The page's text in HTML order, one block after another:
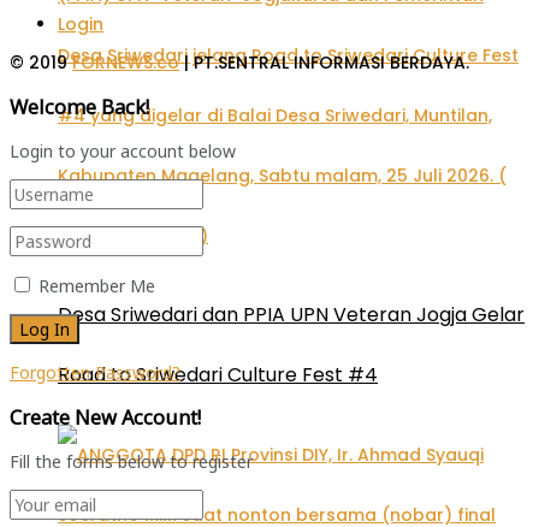
Desa Sriwedari dan PPIA UPN Veteran Jogja Gelar
Road to Sriwedari Culture Fest #4
Login
© 2019FORNEWS.co| PT.SENTRAL INFORMASI BERDAYA.
Welcome Back!
Login to your account below
Remember Me
Forgotten Password?
Create New Account!
Fill the forms below to register